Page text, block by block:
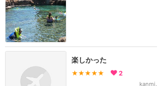
楽しかった
★★★★★ 2
kanmi.